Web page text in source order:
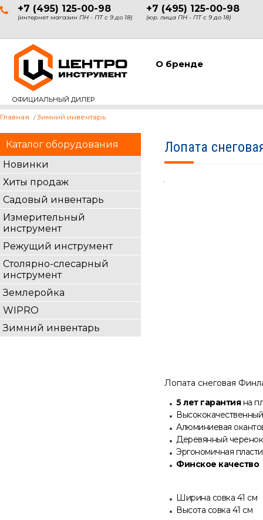
+7 (495) 125-00-98
(интернет магазин ПН - ПТ с 9 до 18)
+7 (495) 125-00-98
(юр. лица ПН - ПТ с 9 до 18)
ОФИЦИАЛЬНЫЙ ДИЛЕР
О бренде
Каталог оборудования
Новинки
Хиты продаж
Садовый инвентарь
Измерительный
инструмент
Режущий инструмент
Столярно-слесарный
инструмент
Землеройка
WIPRO
Зимний инвентарь
Главная Зимний инвентарь
Лопата
Лопата снеговая
5 лет гарантияна
Алюминиевая
Деревянный
Эргономичная
Финское качество
Ширина совка 41 см
Высота совка 41 см